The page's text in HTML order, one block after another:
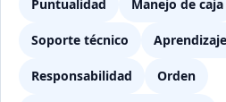
Puntualidad Manejo de caja
Soporte técnico
Responsabilidad Orden